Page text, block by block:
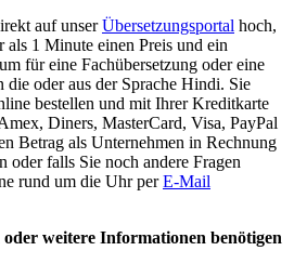
auf unserÜbersetzungsportal hoch,
als 1 Minute einen Preis und ein
für eine Fachübersetzung oder eine
die oder aus der Sprache Hindi. Sie
bestellen und mit Ihrer Kreditkarte
Diners, MasterCard, Visa, PayPal
Betrag als Unternehmen in Rechnung
oder falls Sie noch andere Fragen
rund um die Uhr perE-Mail
oder weitere Informationen benötigen